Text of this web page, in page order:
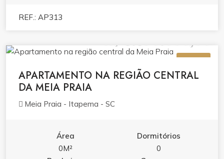
REF.: AP313
VENDA
APARTAMENTO NA REGIÃO CENTRAL
DA MEIA PRAIA
Meia Praia - Itapema - SC
Área
0M²
Dormitórios
0